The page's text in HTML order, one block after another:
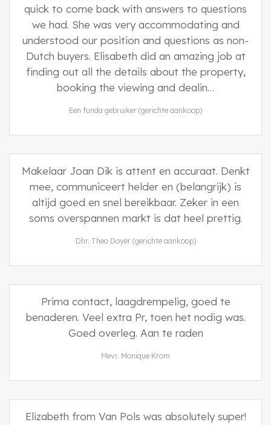
quick to come back with answers to questions
we had. She was very accommodating and
understood our position and questions as non-
Dutch buyers. Elisabeth did an amazing job at
finding out all the details about the property,
booking the viewing and dealin…
Een funda gebruiker (gerichte aankoop)
Makelaar Joan Dik is attent en accuraat. Denkt
mee, communiceert helder en (belangrijk) is
altijd goed en snel bereikbaar. Zeker in een
soms overspannen markt is dat heel prettig.
Dhr. Theo Doyer (gerichte aankoop)
Prima contact, laagdrempelig, goed te
benaderen. Veel extra Pr, toen het nodig was.
Goed overleg. Aan te raden
Mevr. Monique Krom
Elizabeth from Van Pols was absolutely super!